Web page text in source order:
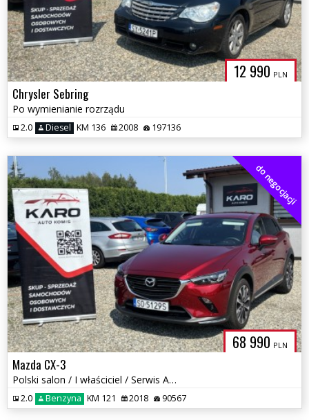
12 990 PLN
Chrysler Sebring
Po wymienianie rozrządu
2.0 Diesel KM 136 2008 197136
68 990 PLN
do negocjacji
Mazda CX-3
Polski salon / I właściciel / Serwis ASO
2.0 Benzyna KM 121 2018 90567